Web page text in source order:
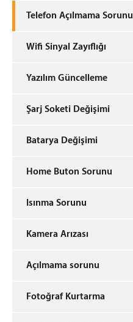
Telefon Açılmama Sorunu
Wifi Sinyal Zayıflığı
Yazılım Güncelleme
Şarj Soketi Değişimi
Batarya Değişimi
Home Buton Sorunu
Isınma Sorunu
Kamera Arızası
Açılmama sorunu
Fotoğraf Kurtarma